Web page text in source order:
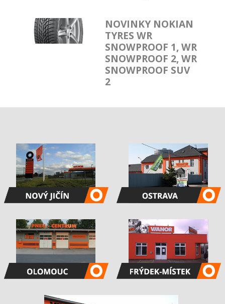
NOVINKY NOKIAN
TYRES WR
SNOWPROOF 1, WR
SNOWPROOF 2, WR
SNOWPROOF SUV
2